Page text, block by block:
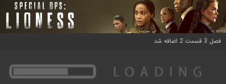
فصل 3 قسمت 2 اضافه شد